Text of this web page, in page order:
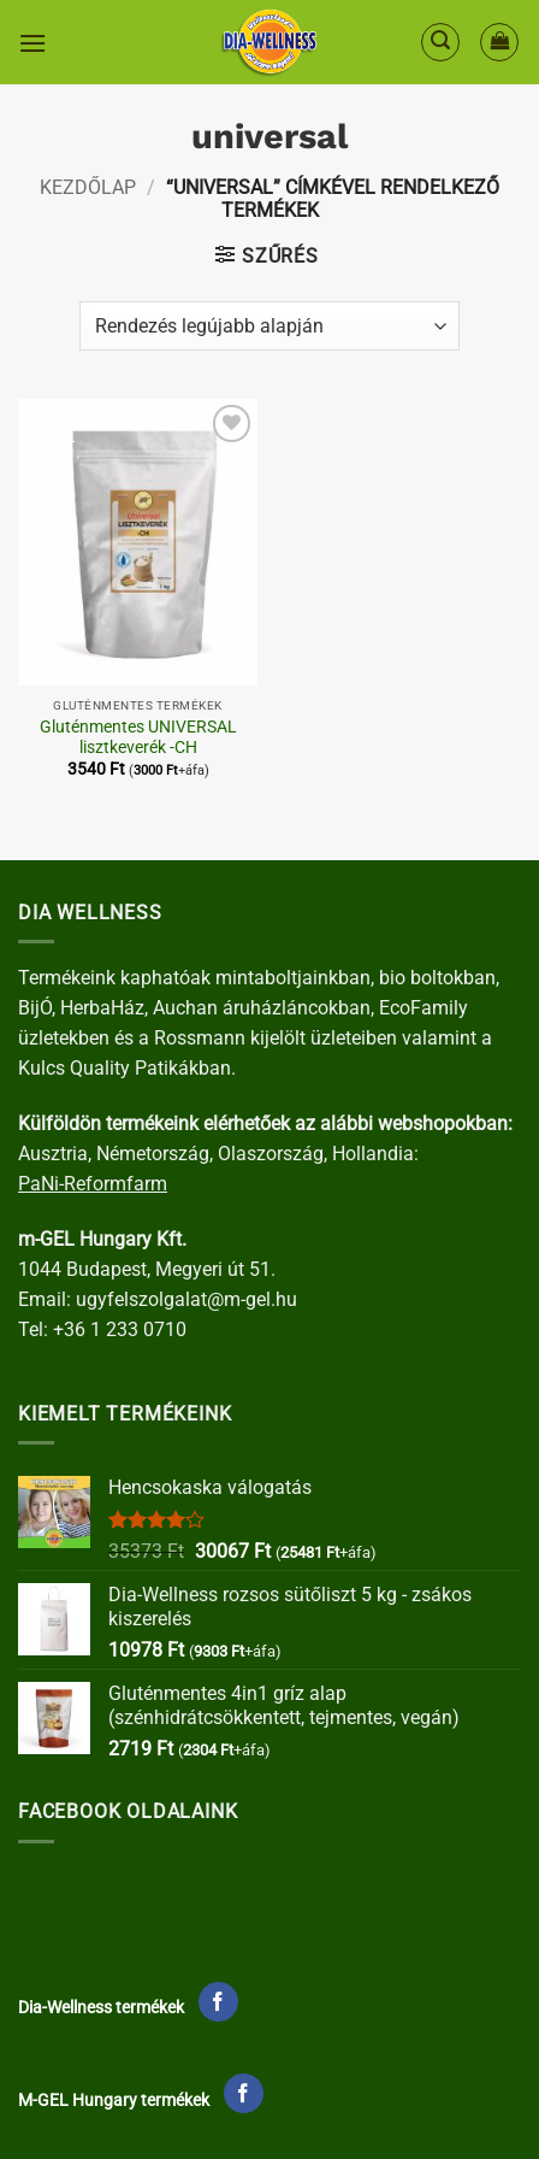
universal
KEZDŐLAP / “UNIVERSAL” CÍMKÉVEL RENDELKEZŐ
TERMÉKEK
SZŰRÉS
Kedvenceimhez
GLUTÉNMENTES TERMÉKEK
Gluténmentes UNIVERSAL
lisztkeverék -CH
3540 Ft (3000 Ft+áfa)
DIA WELLNESS
Termékeink kaphatóak mintaboltjainkban, bio boltokban,
BijÓ, HerbaHáz, Auchan áruházláncokban, EcoFamily
üzletekben és a Rossmann kijelölt üzleteiben valamint a
Kulcs Quality Patikákban.
Külföldön termékeink elérhetőek az alábbi webshopokban:
Ausztria, Németország, Olaszország, Hollandia:
PaNi-Reformfarm
m-GEL Hungary Kft.
1044 Budapest, Megyeri út 51.
Email: ugyfelszolgalat@m-gel.hu
Tel: +36 1 233 0710
KIEMELT TERMÉKEINK
Hencsokaska válogatás
Értékelés:
35373Ft Original
was:
30067 FtCurrent
is:
(25481 Ft+áfa)
Dia-Wellness rozsos sütőliszt 5 kg - zsákos
kiszerelés
10978 Ft (9303 Ft+áfa)
Gluténmentes 4in1 gríz alap
(szénhidrátcsökkentett, tejmentes, vegán)
2719 Ft (2304 Ft+áfa)
FACEBOOK OLDALAINK
Dia-Wellness termékek
M-GEL Hungary termékek